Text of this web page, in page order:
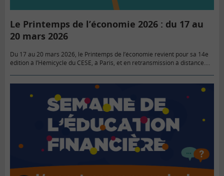
Le Printemps de l’économie 2026 : du 17 au
20 mars 2026
Du 17 au 20 mars 2026, le Printemps de l’économie revient pour sa 14e
édition à l’Hémicycle du CESE, à Paris, et en retransmission à distance.